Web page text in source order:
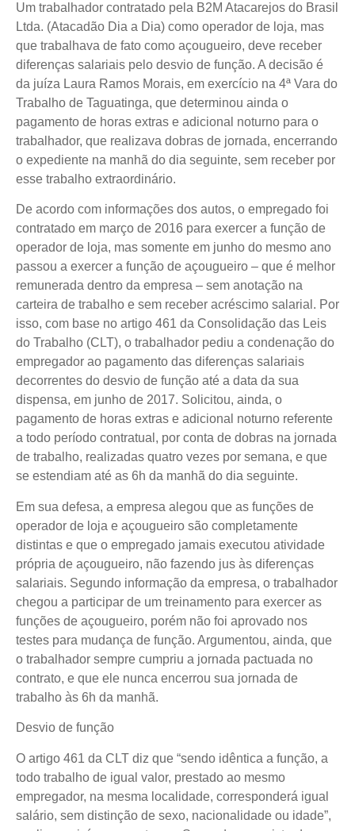
Um trabalhador contratado pela B2M Atacarejos do Brasil
Ltda. (Atacadão Dia a Dia) como operador de loja, mas
que trabalhava de fato como açougueiro, deve receber
diferenças salariais pelo desvio de função. A decisão é
da juíza Laura Ramos Morais, em exercício na 4ª Vara do
Trabalho de Taguatinga, que determinou ainda o
pagamento de horas extras e adicional noturno para o
trabalhador, que realizava dobras de jornada, encerrando
o expediente na manhã do dia seguinte, sem receber por
esse trabalho extraordinário.
De acordo com informações dos autos, o empregado foi
contratado em março de 2016 para exercer a função de
operador de loja, mas somente em junho do mesmo ano
passou a exercer a função de açougueiro – que é melhor
remunerada dentro da empresa – sem anotação na
carteira de trabalho e sem receber acréscimo salarial. Por
isso, com base no artigo 461 da Consolidação das Leis
do Trabalho (CLT), o trabalhador pediu a condenação do
empregador ao pagamento das diferenças salariais
decorrentes do desvio de função até a data da sua
dispensa, em junho de 2017. Solicitou, ainda, o
pagamento de horas extras e adicional noturno referente
a todo período contratual, por conta de dobras na jornada
de trabalho, realizadas quatro vezes por semana, e que
se estendiam até as 6h da manhã do dia seguinte.
Em sua defesa, a empresa alegou que as funções de
operador de loja e açougueiro são completamente
distintas e que o empregado jamais executou atividade
própria de açougueiro, não fazendo jus às diferenças
salariais. Segundo informação da empresa, o trabalhador
chegou a participar de um treinamento para exercer as
funções de açougueiro, porém não foi aprovado nos
testes para mudança de função. Argumentou, ainda, que
o trabalhador sempre cumpriu a jornada pactuada no
contrato, e que ele nunca encerrou sua jornada de
trabalho às 6h da manhã.
Desvio de função
O artigo 461 da CLT diz que “sendo idêntica a função, a
todo trabalho de igual valor, prestado ao mesmo
empregador, na mesma localidade, corresponderá igual
salário, sem distinção de sexo, nacionalidade ou idade”,